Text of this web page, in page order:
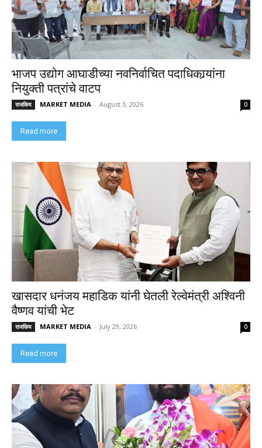
भाजप उद्योग आघाडीच्या नवनिर्वाचित पदाधिकार्‍यांना
नियुक्ती पत्रांचे वाटप
राजकिय MARKET MEDIA - August 3, 2026 0
Read more
खासदार धनंजय महाडिक यांनी घेतली रेल्वेमंत्री अश्विनी
वैष्णव यांची भेट
राजकिय MARKET MEDIA - July 29, 2026 0
Read more